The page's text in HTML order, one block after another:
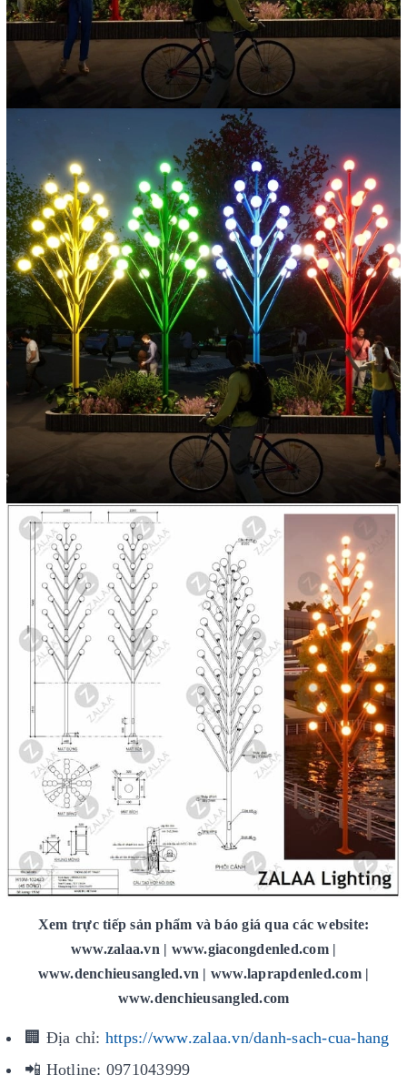
Xem trực tiếp sản phẩm và báo giá qua các website:
www.zalaa.vn | www.giacongdenled.com |
www.denchieusangled.vn | www.laprapdenled.com |
www.denchieusangled.com
🏢 Địa chỉ: https://www.zalaa.vn/danh-sach-cua-hang
📲 Hotline: 0971043999